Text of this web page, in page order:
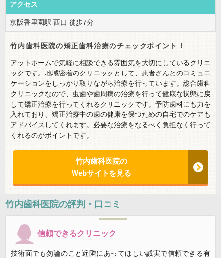
アクセス
京阪香里園駅 西口 徒歩7分
竹内歯科医院の矯正歯科治療のチェックポイント！
アットホームで気軽に相談できる雰囲気を大切にしているクリニ
ックです。地域密着のクリニックとして、患者さんとのコミュニ
ケーションをしっかり取りながら治療を行っています。総合歯科
クリニックなので、虫歯や歯周病の治療を行って健康な状態に戻
して矯正治療を行ってくれるクリニックです。予防歯科にも力を
入れており、矯正治療中の歯の健康を保つための自宅でのケアも
アドバイスしてくれます。必要な治療をなるべく負担なく行って
くれるのがポイントです。
竹内歯科医院の
Webサイトを見る
竹内歯科医院の評判・口コミ
信頼できるクリニック
技術面でも勿論のこと近隣にあってほしい誠実で信頼できる有